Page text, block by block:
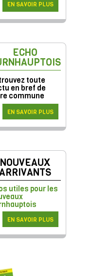
EN SAVOIR PLUS
ECHO
toute
en bref de
commune
EN SAVOIR PLUS
NOUVEAUX
utiles pour les
EN SAVOIR PLUS